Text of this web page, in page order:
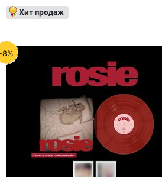
Хит продаж
8%